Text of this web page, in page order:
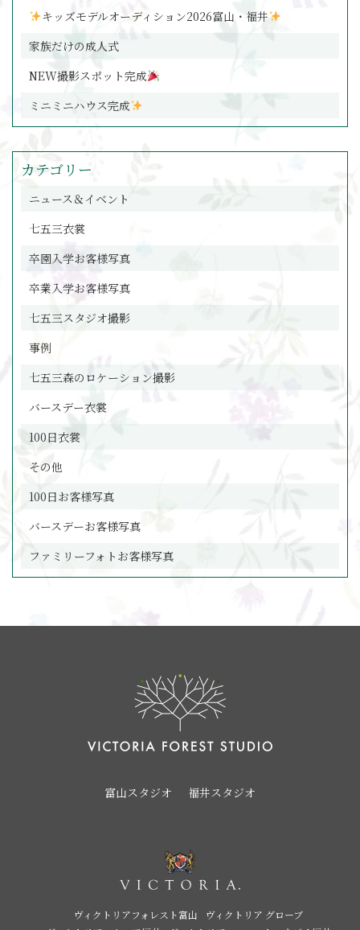
キッズモデルオーディション2026富山・福井
家族だけの成人式
NEW撮影スポット完成
ミニミニハウス完成
カテゴリー
ニュース＆イベント
七五三衣裳
卒園入学お客様写真
卒業入学お客様写真
七五三スタジオ撮影
事例
七五三森のロケーション撮影
バースデー衣裳
100日衣裳
その他
100日お客様写真
バースデーお客様写真
ファミリーフォトお客様写真
富山スタジオ 福井スタジオ
ヴィクトリアフォレスト富山
ヴィクトリア グローブ